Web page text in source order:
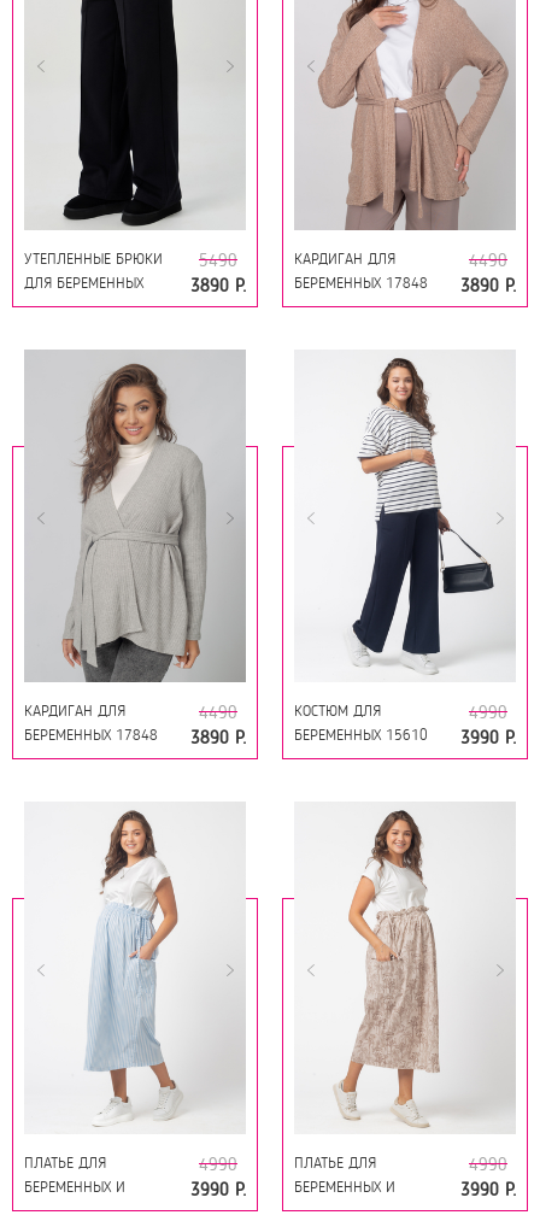
УТЕПЛЕННЫЕ БРЮКИ
ДЛЯ БЕРЕМЕННЫХ
19278 ЧЁРНЫЙ
5490
3890 Р.
КАРДИГАН ДЛЯ
БЕРЕМЕННЫХ 17848
МОККО
4490
3890 Р.
КАРДИГАН ДЛЯ
БЕРЕМЕННЫХ 17848
СЕРЫЙ МЕЛАНЖ
4490
3890 Р.
КОСТЮМ ДЛЯ
БЕРЕМЕННЫХ 15610
БЕЛО-СИНИЙ
4990
3990 Р.
ПЛАТЬЕ ДЛЯ
БЕРЕМЕННЫХ И
КОРМЯЩИХ 15572
4990
3990 Р.
ПЛАТЬЕ ДЛЯ
БЕРЕМЕННЫХ И
КОРМЯЩИХ 15572
4990
3990 Р.